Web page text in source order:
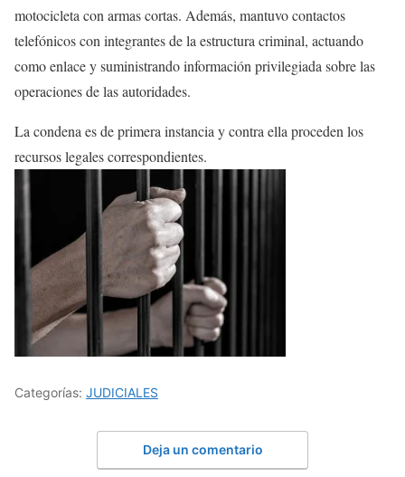
motocicleta con armas cortas. Además, mantuvo contactos
telefónicos con integrantes de la estructura criminal, actuando
como enlace y suministrando información privilegiada sobre las
operaciones de las autoridades.
La condena es de primera instancia y contra ella proceden los
recursos legales correspondientes.
Categorías: JUDICIALES
Deja un comentario